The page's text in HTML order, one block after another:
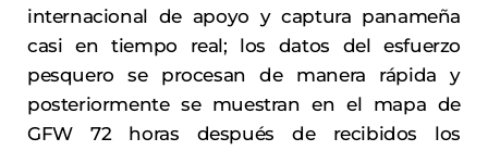
internacional de apoyo y captura panameña
casi en tiempo real; los datos del esfuerzo
pesquero se procesan de manera rápida y
posteriormente se muestran en el mapa de
GFW 72 horas después de recibidos los